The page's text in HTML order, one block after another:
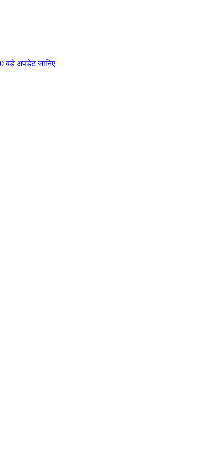
बड़े अपडेट जानिए